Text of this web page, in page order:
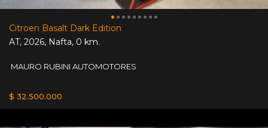
Citroen Basalt Dark Edition
AT, 2026, Nafta, 0 km.
MAURO RUBINI AUTOMOTORES
$ 32.500.000